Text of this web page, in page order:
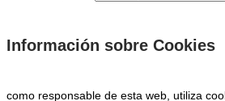
Información sobre Cookies
como responsable de esta web, utiliza